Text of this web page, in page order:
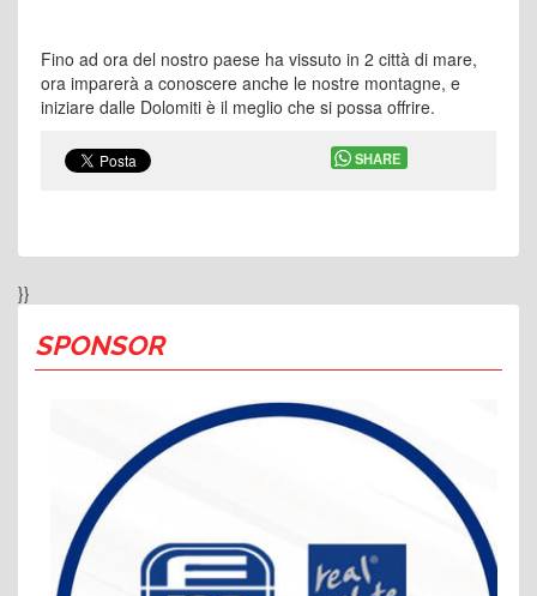
}}
SPONSOR
Fino ad ora del nostro paese ha vissuto in 2 città di mare,
ora imparerà a conoscere anche le nostre montagne, e
iniziare dalle Dolomiti è il meglio che si possa offrire.
SHARE